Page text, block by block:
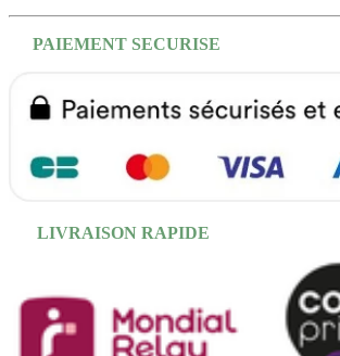
PAIEMENT SECURISE
LIVRAISON RAPIDE